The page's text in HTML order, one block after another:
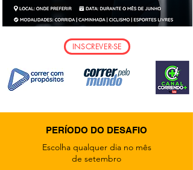
INSCREVER-SE
PERÍODO DO DESAFIO
Escolha qualquer dia no mês
de setembro